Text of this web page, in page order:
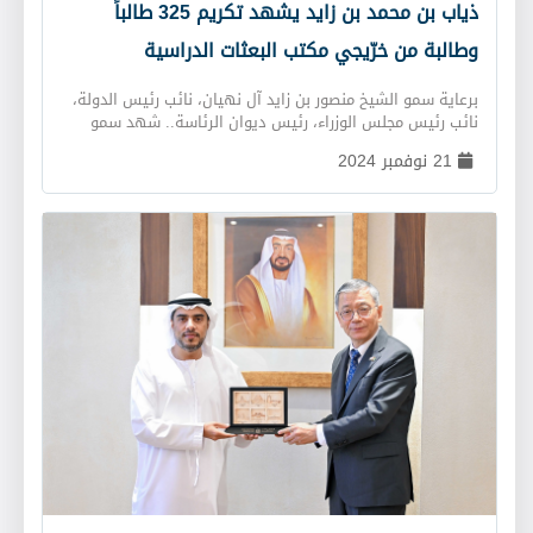
ذياب بن محمد بن زايد يشهد تكريم 325 طالباً
وطالبة من خرّيجي مكتب البعثات الدراسية
برعاية سمو الشيخ منصور بن زايد آل نهيان، نائب رئيس الدولة،
نائب رئيس مجلس الوزراء، رئيس ديوان الرئاسة.. شهد سمو
الشيخ ذياب بن محمد بن زايد آل نهيان، نائب رئيس ديوان
الرئاسة للشؤون التنموية وأسر الشهداء، اليوم في "مبادلة
أرينا"، حفل تكريم 325 طالبًا وطالبة من خرّيجي "بعثة صاحب
السمو رئيس الدولة للطلبة المتميّزين علميًا - البعثات الداخلية
والذي نظّمه "مكتب البعثات الدراسية" التابع لـ"ديوان الرئاسة".
حضر الحفل معالي أحمد بن محمد الحميري الأمين العام لديوان
الرئاسة، ومعالي أحمد جمعة الزعابي مستشار رئيس الدولة في
ديوان الرئاسة، ومعالي سلطان راشد علي الشامسي المستشار
في ديوان الرئاسة، وعدد من المسؤولين في ديوان الرئاسة.
وأكّد سمو الشيخ ذياب بن محمد بن زايد آل نهيان أن التكريم
يُجسّد الرؤية الحكيمة لصاحب السمو الشيخ محمد بن زايد آل
نهيان، رئيس الدولة "حفظه الله"، الهادفة إلى رعاية أبنائه
الطلبة والاستثمار في بناء قدراتهم، والحرص على رفع
مستوياتهم للتميّز في سوق العمل، وتمكين أجيال المُستقبل
من تحقيق تطلّعاتها، والإسهام بإخلاص في تنمية الاقتصاد
القائم على المعرفة. وثمّن سموه الجهود الحثيثة لسمو الشيخ
21 نوفمبر 2024